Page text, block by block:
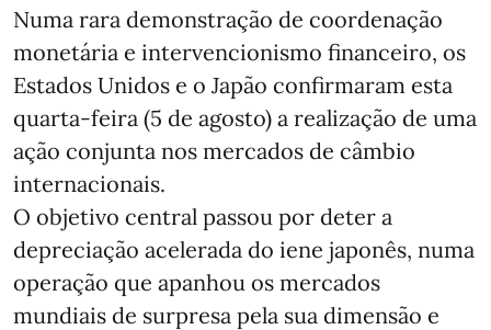
Numa rara demonstração de coordenação
monetária e intervencionismo financeiro, os
Estados Unidos e o Japão confirmaram esta
quarta-feira (5 de agosto) a realização de uma
ação conjunta nos mercados de câmbio
internacionais.
O objetivo central passou por deter a
depreciação acelerada do iene japonês, numa
operação que apanhou os mercados
mundiais de surpresa pela sua dimensão e